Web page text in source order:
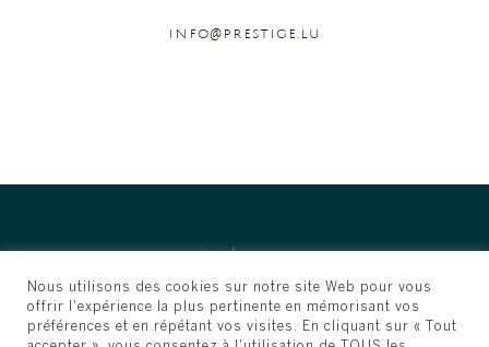
info@prestige.lu
Nous utilisons des cookies sur notre site Web pour vous
offrir l'expérience la plus pertinente en mémorisant vos
préférences et en répétant vos visites. En cliquant sur « Tout